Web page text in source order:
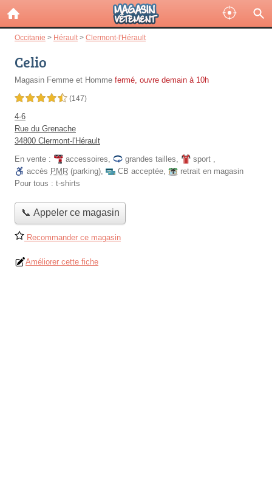
Occitanie > Hérault > Clermont-l'Hérault
Celio
Magasin Femme et Homme fermé, ouvre demain à 10h
4,5 étoiles sur 5 (147)
4-6
Rue du Grenache
34800 Clermont-l'Hérault
En vente :
accessoires, grandes tailles, sport ,
accès PMR (parking), CB acceptée,
retrait en magasin
Pour tous : t-shirts
📞 Appeler ce magasin
Recommander ce magasin
Améliorer cette fiche